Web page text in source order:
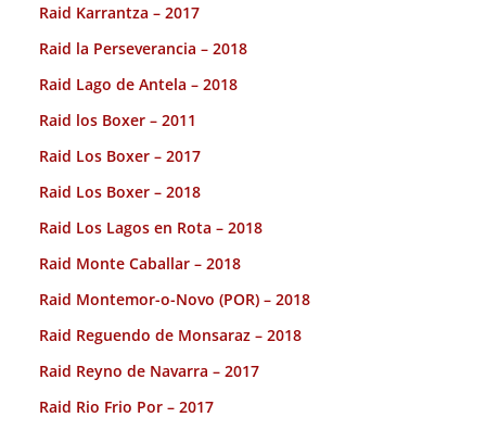
Raid Karrantza – 2017
Raid la Perseverancia – 2018
Raid Lago de Antela – 2018
Raid los Boxer – 2011
Raid Los Boxer – 2017
Raid Los Boxer – 2018
Raid Los Lagos en Rota – 2018
Raid Monte Caballar – 2018
Raid Montemor-o-Novo (POR) – 2018
Raid Reguendo de Monsaraz – 2018
Raid Reyno de Navarra – 2017
Raid Rio Frio Por – 2017